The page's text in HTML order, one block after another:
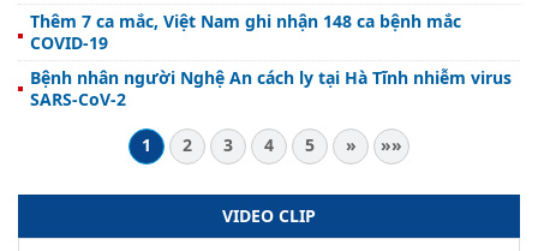
Thêm 7 ca mắc, Việt Nam ghi nhận 148 ca bệnh mắc
COVID-19
Bệnh nhân người Nghệ An cách ly tại Hà Tĩnh nhiễm virus
SARS-CoV-2
1
2 3 4 5 » »»
VIDEO CLIP